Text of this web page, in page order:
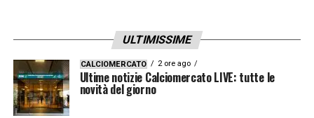
ULTIMISSIME
CALCIOMERCATO 2 ore ago
Ultime notizie Calciomercato LIVE: tutte le
novità del giorno